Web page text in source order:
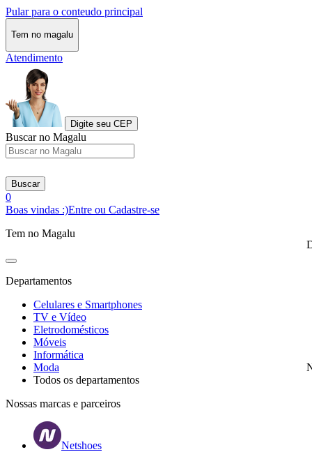
Pular para o conteudo principal
Tem no magalu
Atendimento
Digite seu CEP
Buscar no Magalu
Buscar
0
Boas vindas :)Entre ou Cadastre-se
Tem no Magalu
Departamentos
Celulares e Smartphones
TV e Vídeo
Eletrodomésticos
Móveis
Informática
Moda
Todos os departamentos
Nossas marcas e parceiros
Netshoes